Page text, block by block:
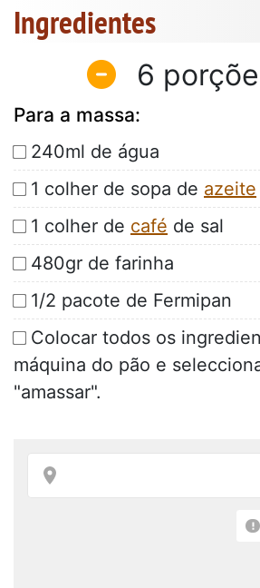
Ingredientes
6
Para a massa:
240ml de água
1 colher de sopa de azeite
1 colher de café de sal
480gr de farinha
1/2 pacote de Fermipan
Colocar todos os
máquina do pão e
"amassar".